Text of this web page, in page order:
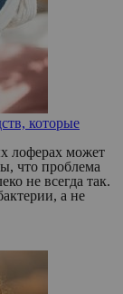
которые
лоферах может
что проблема
не всегда так.
а не